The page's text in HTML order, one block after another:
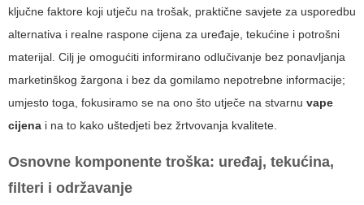
ključne faktore koji utječu na trošak, praktične savjete za usporedbu
alternativa i realne rasponе cijena za uređaje, tekućine i potrošni
materijal. Cilj je omogućiti informirano odlučivanje bez ponavljanja
marketinškog žargona i bez da gomilamo nepotrebne informacije;
umjesto toga, fokusiramo se na ono što utječe na stvarnu vape
cijena i na to kako uštedjeti bez žrtvovanja kvalitete.
Osnovne komponente troška: uređaj, tekućina,
filteri i održavanje